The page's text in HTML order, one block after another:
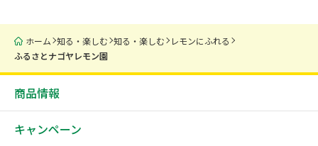
ホーム 知る・楽しむ 知る・楽しむ
レモンにふれる
ふるさとナゴヤレモン園
商品情報
キャンペーン